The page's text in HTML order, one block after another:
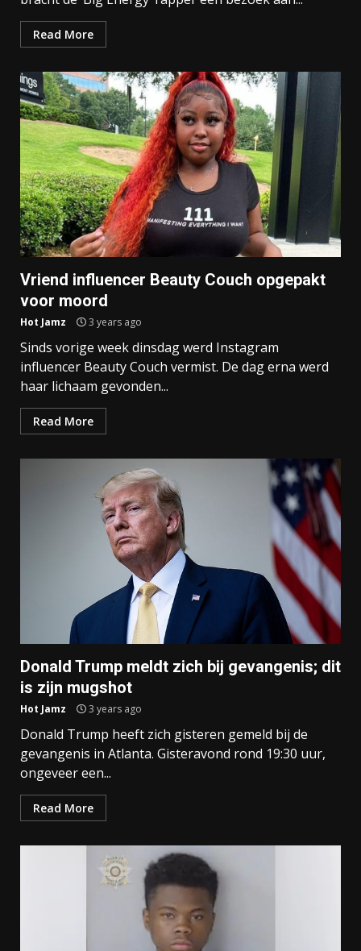
Read More
Vriend influencer Beauty Couch opgepakt
voor moord
Hot Jamz 3 years ago
Sinds vorige week dinsdag werd Instagram
influencer Beauty Couch vermist. De dag erna werd
haar lichaam gevonden...
Read More
Donald Trump meldt zich bij gevangenis; dit
is zijn mugshot
Hot Jamz 3 years ago
Donald Trump heeft zich gisteren gemeld bij de
gevangenis in Atlanta. Gisteravond rond 19:30 uur,
ongeveer een...
Read More